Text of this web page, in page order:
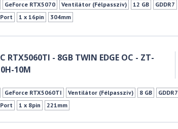
GeForce RTX5070 Ventilátor (Félpasszív) 12 GB GDDR7
1 x 16pin 304mm
RTX5060TI - 8GB TWIN EDGE OC - ZT-
10M
GeForce RTX5060TI Ventilátor (Félpasszív) 8 GB GDDR7
1 x 8pin 221mm